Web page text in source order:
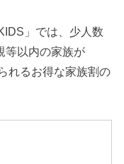
」では、少人数
等以内の家族が
れるお得な家族割の